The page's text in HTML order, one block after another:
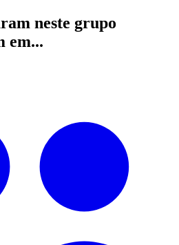
neste grupo
em...